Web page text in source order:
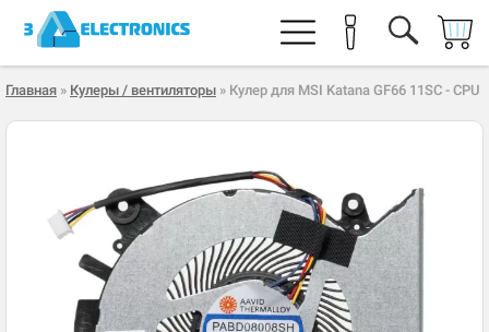
Главная » Кулеры / вентиляторы » Кулер для MSI Katana GF66 11SC - CPU